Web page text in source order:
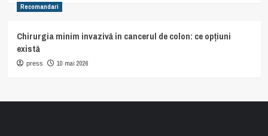
Recomandari
Chirurgia minim invazivă în cancerul de colon: ce opțiuni
există
press 10 mai 2026